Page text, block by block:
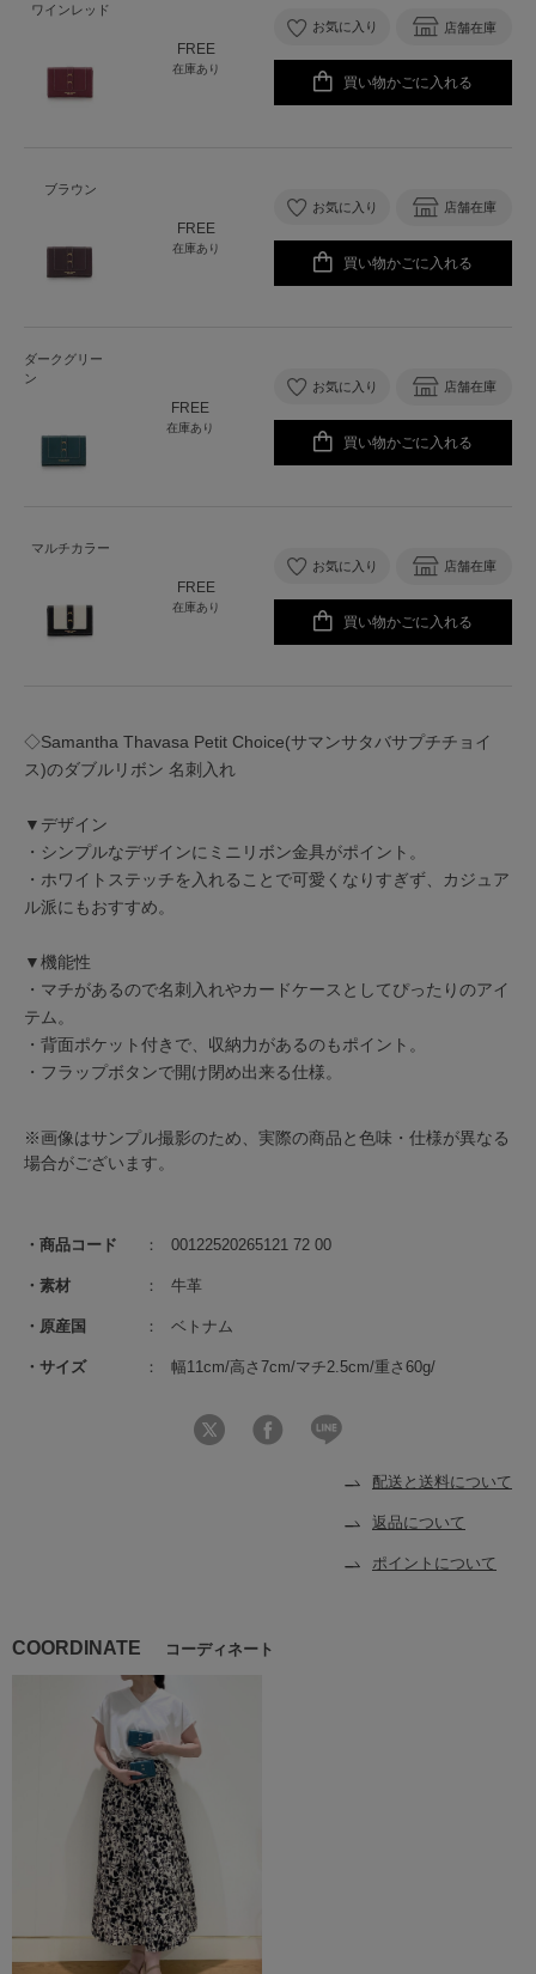
商品コード 00122520265121 72 00
素材 牛革
原産国 ベトナム
サイズ 幅11cm/高さ7cm/マチ2.5cm/重さ60g/
ワインレッド
FREE
在庫あり
お気に入り 店舗在庫
買い物かごに入れる
ブラウン
FREE
在庫あり
お気に入り 店舗在庫
買い物かごに入れる
ダークグリー
ン
FREE
在庫あり
お気に入り 店舗在庫
買い物かごに入れる
マルチカラー
FREE
在庫あり
お気に入り 店舗在庫
買い物かごに入れる
配送と送料について
返品について
ポイントについて
COORDINATE コーディネート
◇Samantha Thavasa Petit Choice(サマンサタバサプチチョイ
ス)のダブルリボン 名刺入れ
▼デザイン
・シンプルなデザインにミニリボン金具がポイント。
・ホワイトステッチを入れることで可愛くなりすぎず、カジュア
ル派にもおすすめ。
▼機能性
・マチがあるので名刺入れやカードケースとしてぴったりのアイ
テム。
・背面ポケット付きで、収納力があるのもポイント。
・フラップボタンで開け閉め出来る仕様。
※画像はサンプル撮影のため、実際の商品と色味・仕様が異なる
場合がございます。